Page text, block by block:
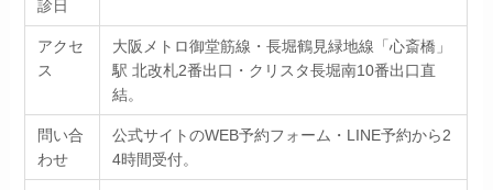
診日
アクセ
ス
大阪メトロ御堂筋線・長堀鶴見緑地線「心斎橋」
駅 北改札2番出口・クリスタ長堀南10番出口直
結。
問い合
わせ
公式サイトのWEB予約フォーム・LINE予約から2
4時間受付。